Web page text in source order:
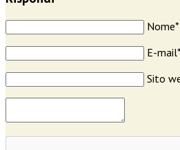
Nome*
E-mail*
Sito